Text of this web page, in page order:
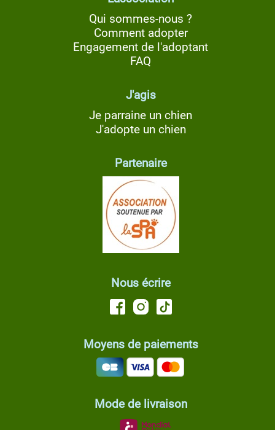
Qui sommes-nous ?
Comment adopter
Engagement de l'adoptant
FAQ
J'agis
Je parraine un chien
J'adopte un chien
Partenaire
Nous écrire
Moyens de paiements
Mode de livraison